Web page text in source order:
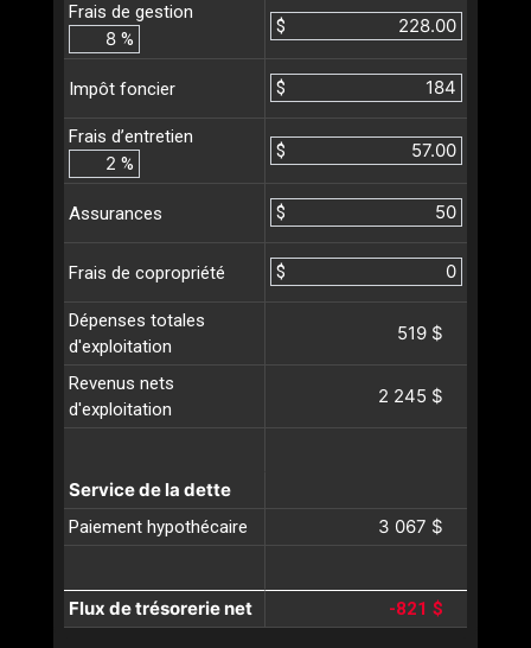
Frais de gestion
%
$
Impôt foncier $
Frais d’entretien
%
$
Assurances $
Frais de copropriété $
Dépenses totales
d'exploitation
519 $
Revenus nets
d'exploitation
2 245 $
Service de la dette
Paiement hypothécaire 3 067 $
Flux de trésorerie net -821 $